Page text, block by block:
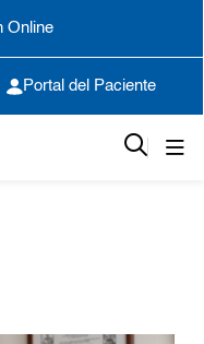
Online
Portal del Paciente